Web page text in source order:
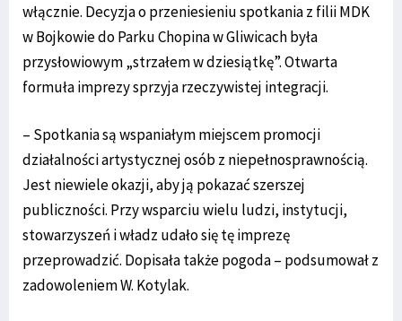
włącznie. Decyzja o przeniesieniu spotkania z filii MDK
w Bojkowie do Parku Chopina w Gliwicach była
przysłowiowym „strzałem w dziesiątkę”. Otwarta
formuła imprezy sprzyja rzeczywistej integracji.
– Spotkania są wspaniałym miejscem promocji
działalności artystycznej osób z niepełnosprawnością.
Jest niewiele okazji, aby ją pokazać szerszej
publiczności. Przy wsparciu wielu ludzi, instytucji,
stowarzyszeń i władz udało się tę imprezę
przeprowadzić. Dopisała także pogoda – podsumował z
zadowoleniem W. Kotylak.